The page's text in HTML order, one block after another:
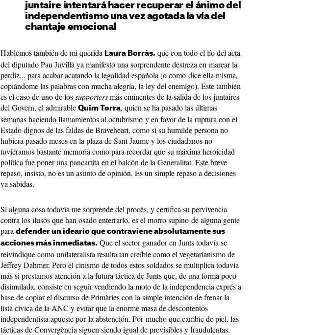
juntaire intentará hacer recuperar el ánimo del
independentismo una vez agotada la vía del
chantaje emocional
Hablemos también de mi querida Laura Borràs, que con todo el lío del acta
del diputado Pau Juvillà ya manifestó una sorprendente destreza en marear la
perdiz... para acabar acatando la legalidad española (o como dice ella misma,
copiándome las palabras con mucha alegría, la ley del enemigo). Este también
es el caso de uno de lossupportersmás eminentes de la salida de los juntaires
del Govern, el admirable Quim Torra, quien se ha pasado las últimas
semanas haciendo llamamientos al octubrismo y en favor de la ruptura con el
Estado dignos de las faldas de Braveheart, como si su humilde persona no
hubiera pasado meses en la plaza de Sant Jaume y los ciudadanos no
tuviéramos bastante memoria como para recordar que su máxima heroicidad
política fue poner una pancartita en el balcón de la Generalitat. Este breve
repaso, insisto, no es un asunto de opinión. Es un simple repaso a decisiones
ya sabidas.
Si alguna cosa todavía me sorprende del procés, y certifica su pervivencia
contra los ilusos que han osado enterrarlo, es el morro supino de alguna gente
para defender un ideario que contraviene absolutamente sus
acciones más inmediatas. Que el sector ganador en Junts todavía se
reivindique como unilateralista resulta tan creíble como el vegetarianismo de
Jeffrey Dahmer. Pero el cinismo de todos estos soldados se multiplica todavía
más si prestamos atención a la futura táctica de Junts que, de una forma poco
disimulada, consiste en seguir vendiendo la moto de la independencia exprés a
base de copiar el discurso de Primàries con la simple intención de frenar la
lista cívica de la ANC y evitar que la enorme masa de descontentos
independentista apueste por la abstención. Por mucho que cambie de piel, las
tácticas de Convergència siguen siendo igual de previsibles y fraudulentas.